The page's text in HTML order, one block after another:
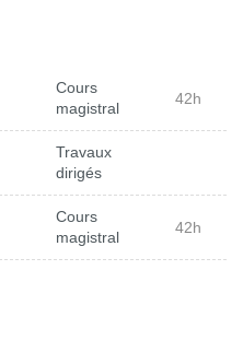
Cours
magistral
42h
Travaux
dirigés
Cours
magistral
42h